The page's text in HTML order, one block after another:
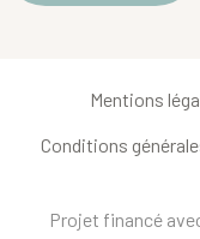
Mentions
Conditions
Projet financé